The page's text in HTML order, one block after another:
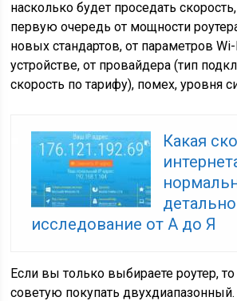
насколько будет проседать
первую очередь от мощности
новых стандартов, от параметров
устройстве, от провайдера(тип
скорость по тарифу), помех, уровня
Какая
исследование от А до Я
Если вы только выбираете роутер,
советую покупать